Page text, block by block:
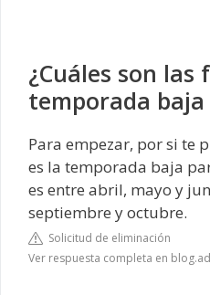
¿Cuáles son las
temporada baja
Para empezar, por si te
es la temporada baja
es entre abril, mayo y
septiembre y octubre.
Solicitud de eliminación
Ver respuesta completa en